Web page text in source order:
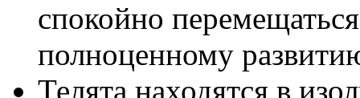
спокойно
полноценному
Телята находятся в